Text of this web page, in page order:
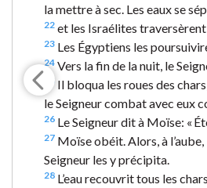
la mettre à sec. Les eaux se
22 et les Israélites traversèrent
23 Les Égyptiens les
24 Vers la fin de la nuit, le
25 Il bloqua les roues des
le Seigneur combat avec eux
26 Le Seigneur dit à Moïse: «
27 Moïse obéit. Alors, à
Seigneur les y précipita.
28 L’eau recouvrit tous les